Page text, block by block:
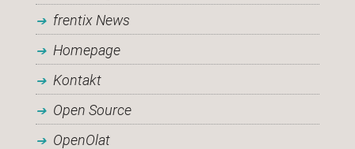
frentix News
Homepage
Kontakt
Open Source
OpenOlat